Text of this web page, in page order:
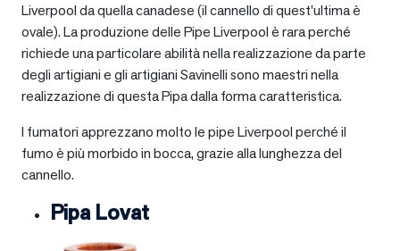
Liverpool da quella canadese (il cannello di quest’ultima è
ovale). La produzione delle Pipe Liverpool è rara perché
richiede una particolare abilità nella realizzazione da parte
degli artigiani e gli artigiani Savinelli sono maestri nella
realizzazione di questa Pipa dalla forma caratteristica.
I fumatori apprezzano molto le pipe Liverpool perché il
fumo è più morbido in bocca, grazie alla lunghezza del
cannello.
Pipa Lovat